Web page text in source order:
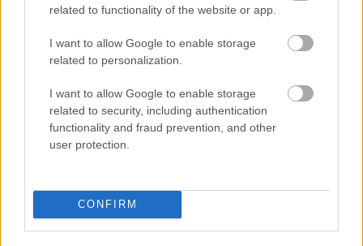
related to functionality of the website or app.
I want to allow Google to enable storage
related to personalization.
I want to allow Google to enable storage
related to security, including authentication
functionality and fraud prevention, and other
user protection.
CONFIRM
Ποιοι δικαιούνται σύνταξη 409 ευρώ χωρίς ένσημα